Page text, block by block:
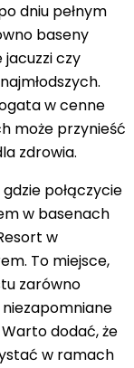
dniu pełnym
baseny
czy
w cenne
może przynieść
zdrowia.
połączycie
w basenach
w
To miejsce,
zarówno
dodać, że
w ramach